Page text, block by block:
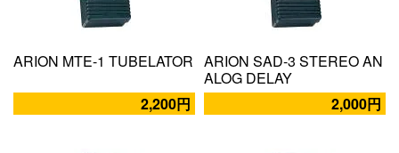
ARION MTE-1 TUBELATOR
2,200円
ARION SAD-3 STEREO AN
ALOG DELAY
2,000円